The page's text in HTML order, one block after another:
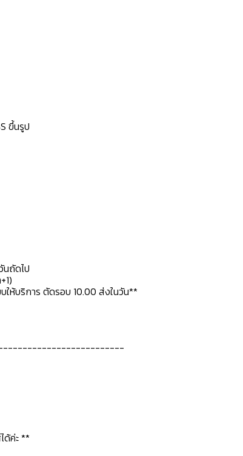
ขึ้นรูป
นถัดไป
ให้บริการ ตัดรอบ 10.00 ส่งในวัน**
ด้ค่ะ **